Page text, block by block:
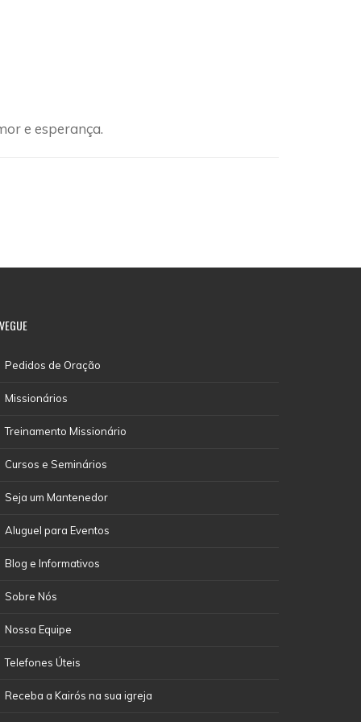
e esperança.
Pedidos de Oração
Missionários
Treinamento Missionário
Cursos e Seminários
Seja um Mantenedor
Aluguel para Eventos
Blog e Informativos
Sobre Nós
Nossa Equipe
Telefones Úteis
Receba a Kairós na sua igreja